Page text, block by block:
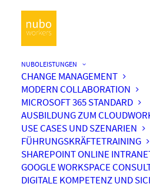
NUBOLEISTUNGEN
CHANGE MANAGEMENT
MODERN COLLABORATION
MICROSOFT 365 STANDARD
AUSBILDUNG ZUM
USE CASES UND SZENARIEN
FÜHRUNGSKRÄFTETRAINING
SHAREPOINT ONLINE
GOOGLE WORKSPACE
DIGITALE KOMPETENZ UND